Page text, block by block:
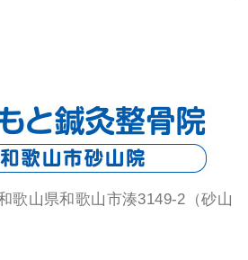
歌山県和歌山市湊3149-2（砂山